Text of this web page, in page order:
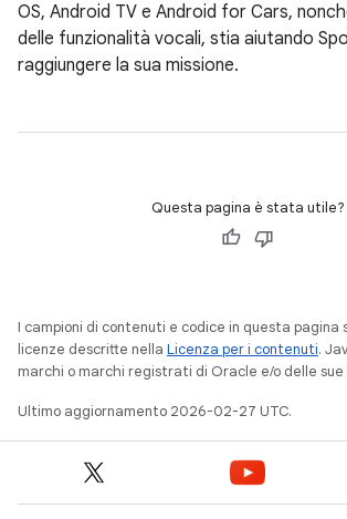
OS, Android TV e Android for Cars,
delle funzionalità vocali, stia aiutando
raggiungere la sua missione.
Questa pagina è stata utile?
I campioni di contenuti e codice in questa pagina
licenze descritte nella Licenza per i contenuti.
marchi o marchi registrati di Oracle e/o delle
Ultimo aggiornamento 2026-02-27 UTC.